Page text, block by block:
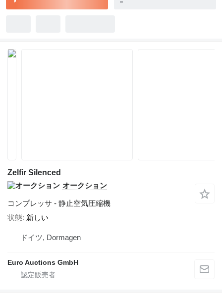
Zelfir Silenced
オークション
コンプレッサ - 静止空気圧縮機
状態 新しい
ドイツ, Dormagen
Euro Auctions GmbH